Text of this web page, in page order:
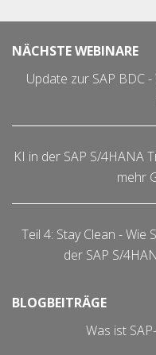
NÄCHSTE WEBINARE
Update zur SAP BDC
KI in der SAP S/4HANA
mehr
Teil 4: Stay Clean -
der SAP S/
BLOGBEITRÄGE
Was ist